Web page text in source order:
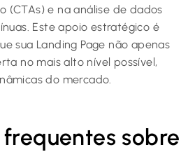
(CTAs) e na análise de dados
Este apoio estratégico é
sua Landing Page não apenas
no mais alto nível possível,
do mercado.
frequentes sobre